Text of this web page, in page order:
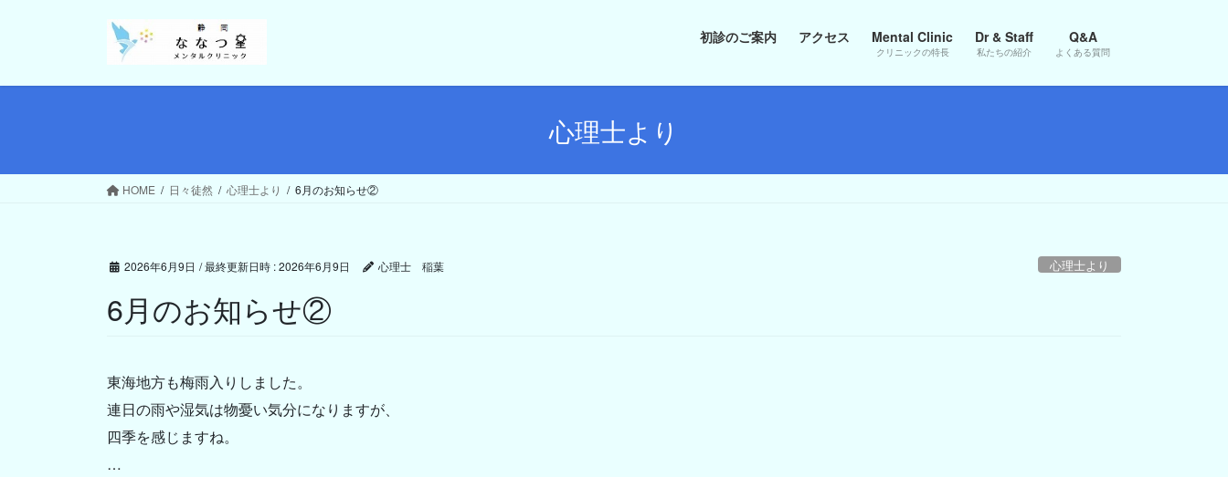
初診のご案内 アクセス Mental Clinic
クリニックの特長
Dr & Staff
私たちの紹介
Q&A
よくある質問
心理士より
HOME 日々徒然 心理士より 6月のお知らせ②
2026年6月9日 / 最終更新日時 :2026年6月9日 心理士 稲葉 心理士より
6月のお知らせ②
東海地方も梅雨入りしました。
連日の雨や湿気は物憂い気分になりますが、
四季を感じますね。
…